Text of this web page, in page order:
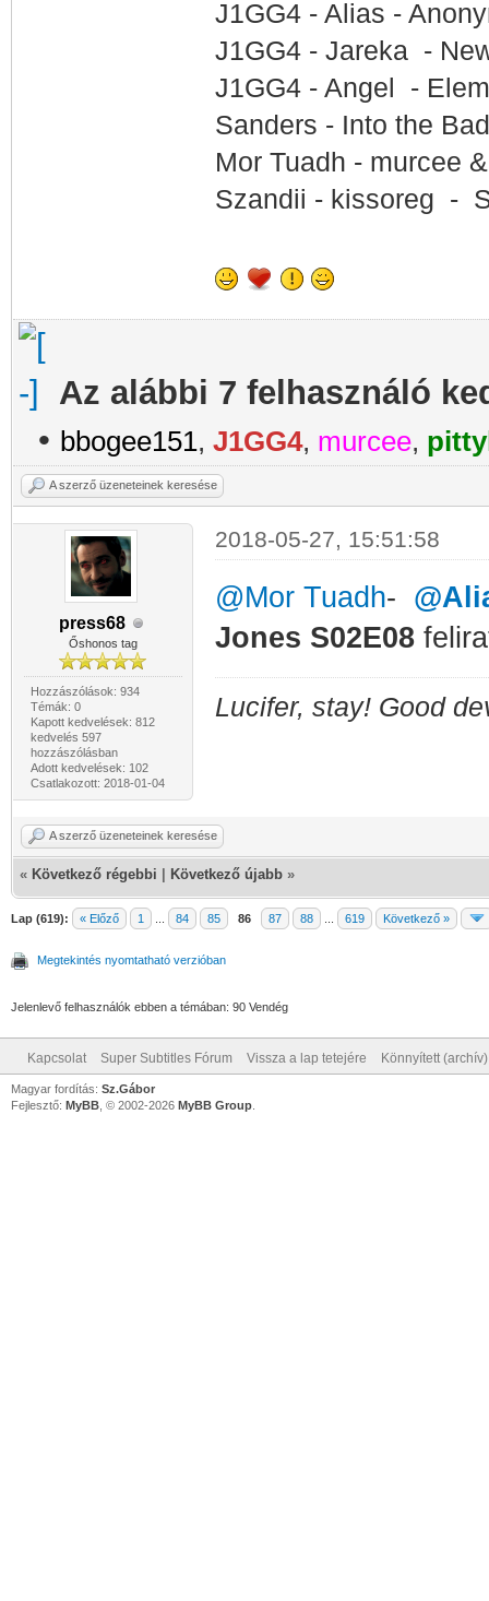
J1GG4 - Alias -
J1GG4 - Jareka -
J1GG4 - Angel -
Sanders - Into the
Mor Tuadh - murcee
Szandii - kissoreg -
Az alábbi 7 felhasználó
• bbogee151, J1GG4, murcee,
A szerző üzeneteinek keresése
press68
Őshonos tag
Hozzászólások: 934
Témák: 0
Kapott kedvelések: 812
kedvelés 597
hozzászólásban
Adott kedvelések: 102
Csatlakozott: 2018-01-04
2018-05-27, 15:51:58
@Mor Tuadh-
Jones S02E08
Lucifer, stay! Good
A szerző üzeneteinek keresése
« Következő régebbi Következő újabb »
Lap (619): « Előző 1 84 85 86 87 88 619 Következő »
Megtekintés nyomtatható verzióban
Jelenlevő felhasználók ebben a témában: 90 Vendég
Kapcsolat Super Subtitles Fórum Vissza a lap tetejére Könnyített
Magyar fordítás: Sz.Gábor
Fejlesztő: MyBB , © 2002-2026 MyBB Group